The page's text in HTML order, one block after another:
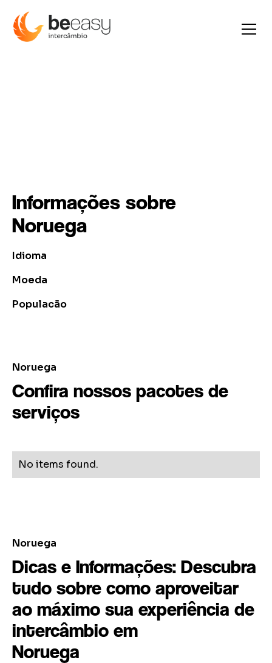
Informações sobre
Noruega
Idioma
Moeda
Populacão
Noruega
Confira nossos pacotes de
serviços
No items found.
Noruega
Dicas e Informações: Descubra
tudo sobre como aproveitar
ao máximo sua experiência de
intercâmbio em
Noruega